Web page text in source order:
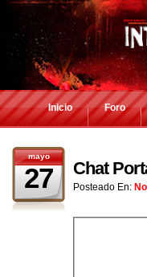
Inicio Foro
mayo
27 Chat
Posteado En: